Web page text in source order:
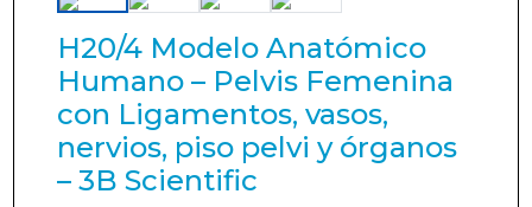
H20/4 Modelo Anatómico
Humano – Pelvis Femenina
con Ligamentos, vasos,
nervios, piso pelvi y órganos
– 3B Scientific